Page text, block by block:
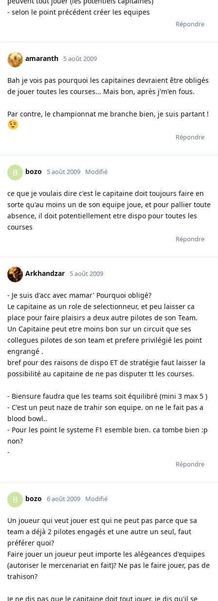
- selon le point précédent créer les equipes
Répondre
amaranth 5 août 2009
Bah je vois pas pourquoi les capitaines devraient être obligés
de jouer toutes les courses... Mais bon, après j'm'en fous.
Par contre, le championnat me branche bien, je suis partant !
Répondre
B bozo 5 août 2009 Modifié
ce que je voulais dire c'est le capitaine doit toujours faire en
sorte qu'au moins un de son equipe joue, et pour pallier toute
absence, il doit potentiellement etre dispo pour toutes les
courses
Répondre
Arkhandzar 5 août 2009
- Je suis d'acc avec mamar' Pourquoi obligé?
Le capitaine as un role de selectionneur, et peu laisser ca
place pour faire plaisirs a deux autre pilotes de son Team.
Un Capitaine peut etre moins bon sur un circuit que ses
collegues pilotes de son team et prefere privilégié les point
engrangé .
bref pour des raisons de dispo ET de stratégie faut laisser la
possibilité au capitaine de ne pas disputer tt les courses.
- Biensure faudra que les teams soit équilibré (mini 3 max 5 )
- C'est un peut naze de trahir son equipe. on ne le fait pas a
blood bowl..
- Pour les point le systeme F1 esemble bien. ca tombe bien :p
non?
-
Répondre
B bozo 6 août 2009 Modifié
Un joueur qui veut jouer est qui ne peut pas parce que sa
team a déjà 2 pilotes engagés et une autre un seul, faut
préférer quoi?
Faire jouer un joueur peut importe les alégeances d'equipes
(autoriser le mercenariat en fait)? Ne pas le faire jouer, pas de
trahison?
Je ne dis pas que le capitaine doit tout jouer, je dis qu'il se